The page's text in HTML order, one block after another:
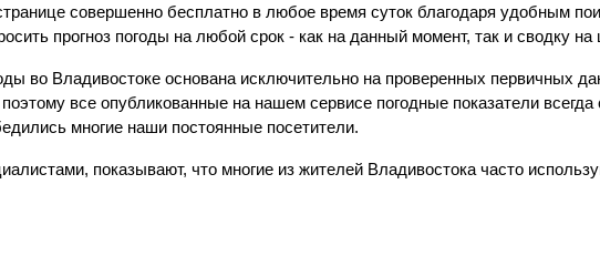
совершенно бесплатно в любое время суток благодаря удобным
прогноз погоды на любой срок - как на данный момент, так и сводку
во Владивостоке основана исключительно на проверенных первичных
все опубликованные на нашем сервисе погодные показатели всегда
многие наши постоянные посетители.
показывают, что многие из жителей Владивостока часто